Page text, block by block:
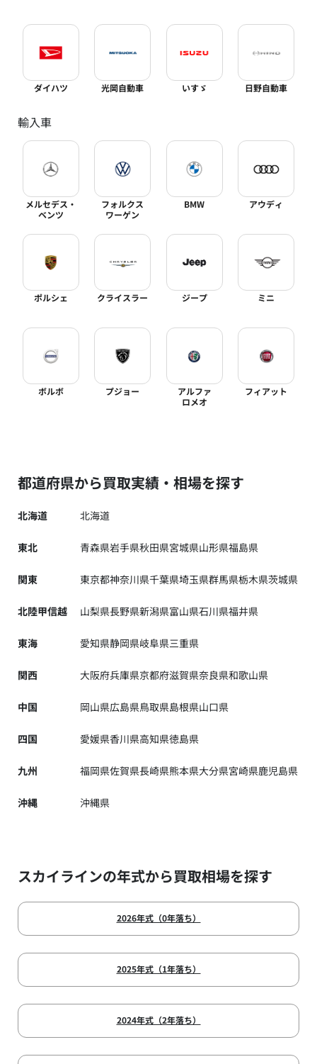
ダイハツ 光岡自動車 いすゞ 日野自動車
輸入車
メルセデス・
ベンツ
フォルクス
ワーゲン
BMW アウディ
ポルシェ クライスラー ジープ ミニ
ボルボ プジョー
アルファ
ロメオ
フィアット
都道府県から買取実績・相場を探す
北海道 北海道
東北 青森県岩手県秋田県宮城県山形県福島県
関東 東京都神奈川県千葉県埼玉県群馬県栃木県茨城県
北陸甲信越 山梨県長野県新潟県富山県石川県福井県
東海 愛知県静岡県岐阜県三重県
関西 大阪府兵庫県京都府滋賀県奈良県和歌山県
中国 岡山県広島県鳥取県島根県山口県
四国 愛媛県香川県高知県徳島県
九州 福岡県佐賀県長崎県熊本県大分県宮崎県鹿児島県
沖縄 沖縄県
スカイラインの年式から買取相場を探す
2026年式（0年落ち）
2025年式（1年落ち）
2024年式（2年落ち）